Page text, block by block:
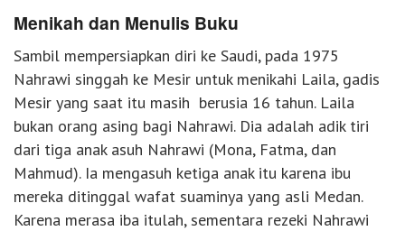
Menikah dan Menulis Buku
Sambil mempersiapkan diri ke Saudi, pada 1975
Nahrawi singgah ke Mesir untuk menikahi Laila, gadis
Mesir yang saat itu masih berusia 16 tahun. Laila
bukan orang asing bagi Nahrawi. Dia adalah adik tiri
dari tiga anak asuh Nahrawi (Mona, Fatma, dan
Mahmud). Ia mengasuh ketiga anak itu karena ibu
mereka ditinggal wafat suaminya yang asli Medan.
Karena merasa iba itulah, sementara rezeki Nahrawi